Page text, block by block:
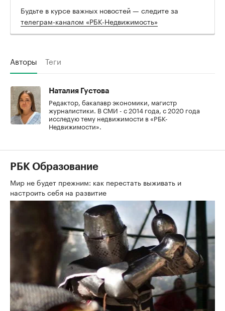
Будьте в курсе важных новостей — следите за
телеграм-каналом «РБК-Недвижимость»
Авторы Теги
Наталия Густова
Редактор, бакалавр экономики, магистр
журналистики. В СМИ - с 2014 года, с 2020 года
исследую тему недвижимости в «РБК-
Недвижимости».
РБК Образование
Мир не будет прежним: как перестать выживать и
настроить себя на развитие